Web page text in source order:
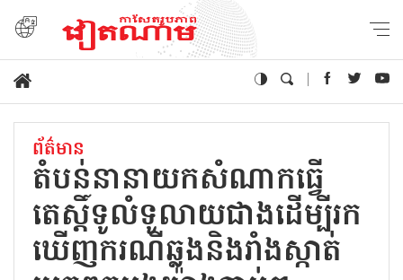
ព័ត៌មាន
តំបន់នានាយកសំណាកធ្វើ
តេស្តិ៍ទូលំទូលាយជាងដើម្បីរក
ឃើញករណីឆ្លងនិងរាំងស្កាត់